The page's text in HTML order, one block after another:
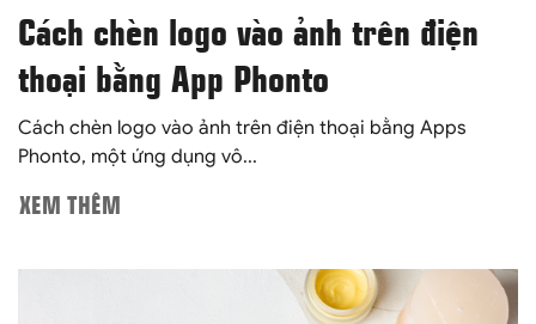
Cách chèn logo vào ảnh trên điện
thoại bằng App Phonto
Cách chèn logo vào ảnh trên điện thoại bằng Apps
Phonto, một ứng dụng vô...
XEM THÊM